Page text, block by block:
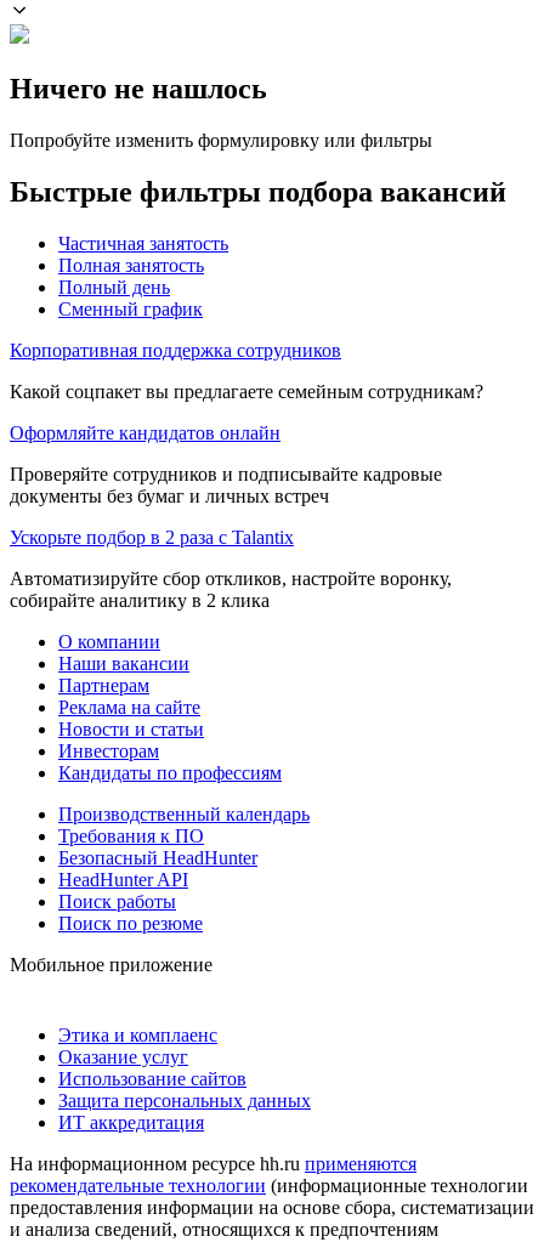
Ничего не нашлось
Попробуйте изменить формулировку или фильтры
Быстрые фильтры подбора вакансий
Частичная занятость
Полная занятость
Полный день
Сменный график
Корпоративная поддержка сотрудников
Какой соцпакет вы предлагаете семейным сотрудникам?
Оформляйте кандидатов онлайн
Проверяйте сотрудников и подписывайте кадровые
документы без бумаг и личных встреч
Ускорьте подбор в 2 раза с Talantix
Автоматизируйте сбор откликов, настройте воронку,
собирайте аналитику в 2 клика
О компании
Наши вакансии
Партнерам
Реклама на сайте
Новости и статьи
Инвесторам
Кандидаты по профессиям
Производственный календарь
Требования к ПО
Безопасный HeadHunter
HeadHunter API
Поиск работы
Поиск по резюме
Мобильное приложение
Этика и комплаенс
Оказание услуг
Использование сайтов
Защита персональных данных
ИТ аккредитация
На информационном ресурсе hh.ru применяются
рекомендательные технологии (информационные технологии
предоставления информации на основе сбора, систематизации
и анализа сведений, относящихся к предпочтениям